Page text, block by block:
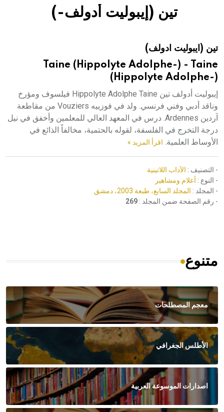
إعلان..
هيئة الموسوعة العربية تطلق موسوعات جديدة في عام 2026
تين (إيبوليت أدولف-)
تين (ايبوليت ادولف)
Taine (Hippolyte Adolphe-) - Taine
(Hippolyte Adolphe-)
إيبوليت أدولف تين Hippolyte Adolphe Taine فيلسوف ومؤرخ
وناقد أدبي وفني فرنسي. ولد في فوزييه Vouziers من مقاطعة
آردين Ardennes. درس في المعهد العالي للمعلمين وأخفق في نيل
درجة التخرج في الفلسفة، لقوله بالحتمية، مخالفاً الذائع في
الأوساط العلمية. اقرأ المزيد »
- التصنيف : الآداب اللاتينية
- النوع : أعلام ومشاهير
- المجلد : المجلد السابع، طبعة 2003، دمشق
- رقم الصفحة ضمن المجلد : 269
متنوع
معجم المصطلحات
الأطلس الجغرافي
اصدارات الموسوعة العربية